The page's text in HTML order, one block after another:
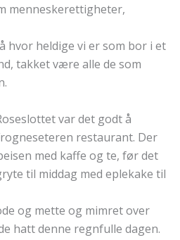
menneskerettigheter,
hvor heldige vi er som bor i et
takket være alle de som
var det godt å
restaurant. Der
med kaffe og te, før det
til middag med eplekake til
og mette og mimret over
hatt denne regnfulle dagen.